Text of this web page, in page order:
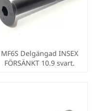
MF6S Delgängad INSEX
FÖRSÄNKT 10.9 svart.